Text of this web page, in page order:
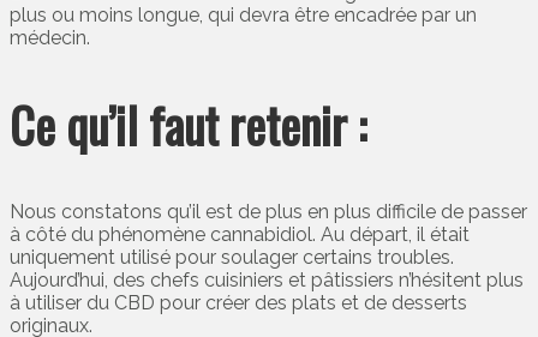
plus ou moins longue, qui devra être encadrée par un
médecin.
Ce qu’il faut retenir :
Nous constatons qu’il est de plus en plus difficile de passer
à côté du phénomène cannabidiol. Au départ, il était
uniquement utilisé pour soulager certains troubles.
Aujourd’hui, des chefs cuisiniers et pâtissiers n’hésitent plus
à utiliser du CBD pour créer des plats et de desserts
originaux.